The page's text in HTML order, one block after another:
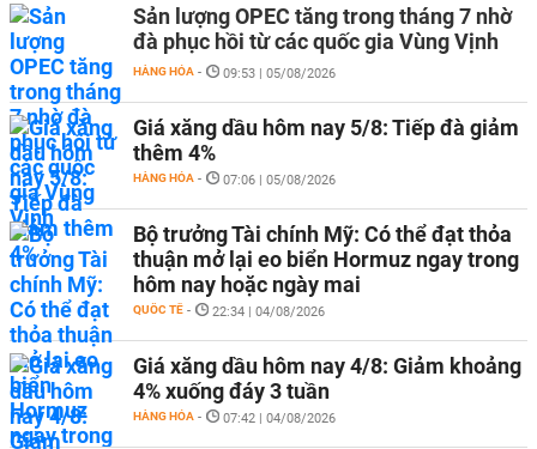
Sản lượng OPEC tăng trong tháng 7 nhờ
đà phục hồi từ các quốc gia Vùng Vịnh
HÀNG HÓA - 09:53 | 05/08/2026
Giá xăng dầu hôm nay 5/8: Tiếp đà giảm
thêm 4%
HÀNG HÓA - 07:06 | 05/08/2026
Bộ trưởng Tài chính Mỹ: Có thể đạt thỏa
thuận mở lại eo biển Hormuz ngay trong
hôm nay hoặc ngày mai
QUỐC TẾ - 22:34 | 04/08/2026
Giá xăng dầu hôm nay 4/8: Giảm khoảng
4% xuống đáy 3 tuần
HÀNG HÓA - 07:42 | 04/08/2026